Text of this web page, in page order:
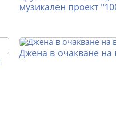
музикален проект
Джена в очакване на